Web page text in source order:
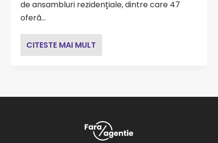
de ansambluri rezidențiale, dintre care 47
oferă...
CITESTE MAI MULT